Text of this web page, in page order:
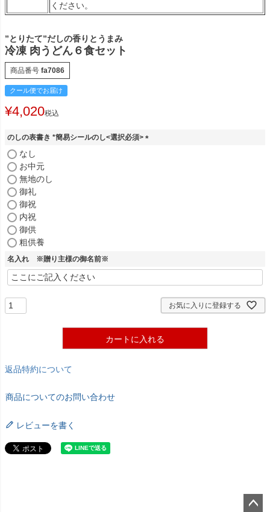
ください。
”とりたて”だしの香りとうまみ
冷凍 肉うどん６食セット
商品番号 fa7086
クール便でお届け
¥4,020税込
のしの表書き *簡易シールのし<選択必須>
なし
お中元
無地のし
御礼
御祝
内祝
御供
粗供養
名入れ ※贈り主様の御名前※
お気に入りに登録する
カートに入れる
返品特約について
商品についてのお問い合わせ
レビューを書く